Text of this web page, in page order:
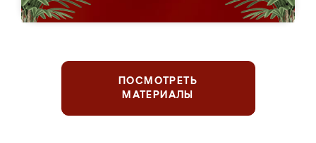
ПОСМОТРЕТЬ
МАТЕРИАЛЫ